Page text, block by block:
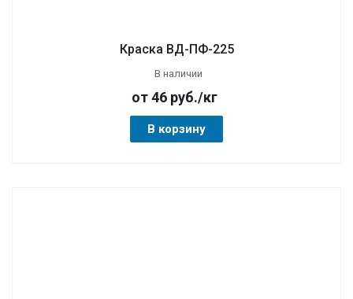
Краска ВД-ПФ-225
В наличии
от 46 руб./кг
В корзину